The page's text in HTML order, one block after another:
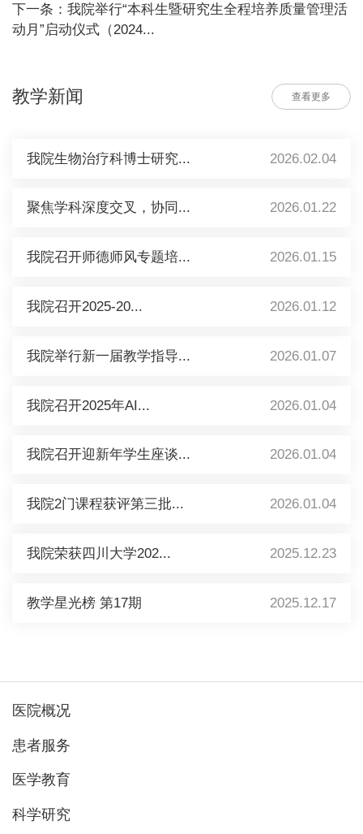
下一条：我院举行“本科生暨研究生全程培养质量管理活
动月”启动仪式（2024...
教学新闻 查看更多
我院生物治疗科博士研究... 2026.02.04
聚焦学科深度交叉，协同... 2026.01.22
我院召开师德师风专题培... 2026.01.15
我院召开2025-20... 2026.01.12
我院举行新一届教学指导... 2026.01.07
我院召开2025年AI... 2026.01.04
我院召开迎新年学生座谈... 2026.01.04
我院2门课程获评第三批... 2026.01.04
我院荣获四川大学202... 2025.12.23
教学星光榜 第17期 2025.12.17
医院概况
患者服务
医学教育
科学研究